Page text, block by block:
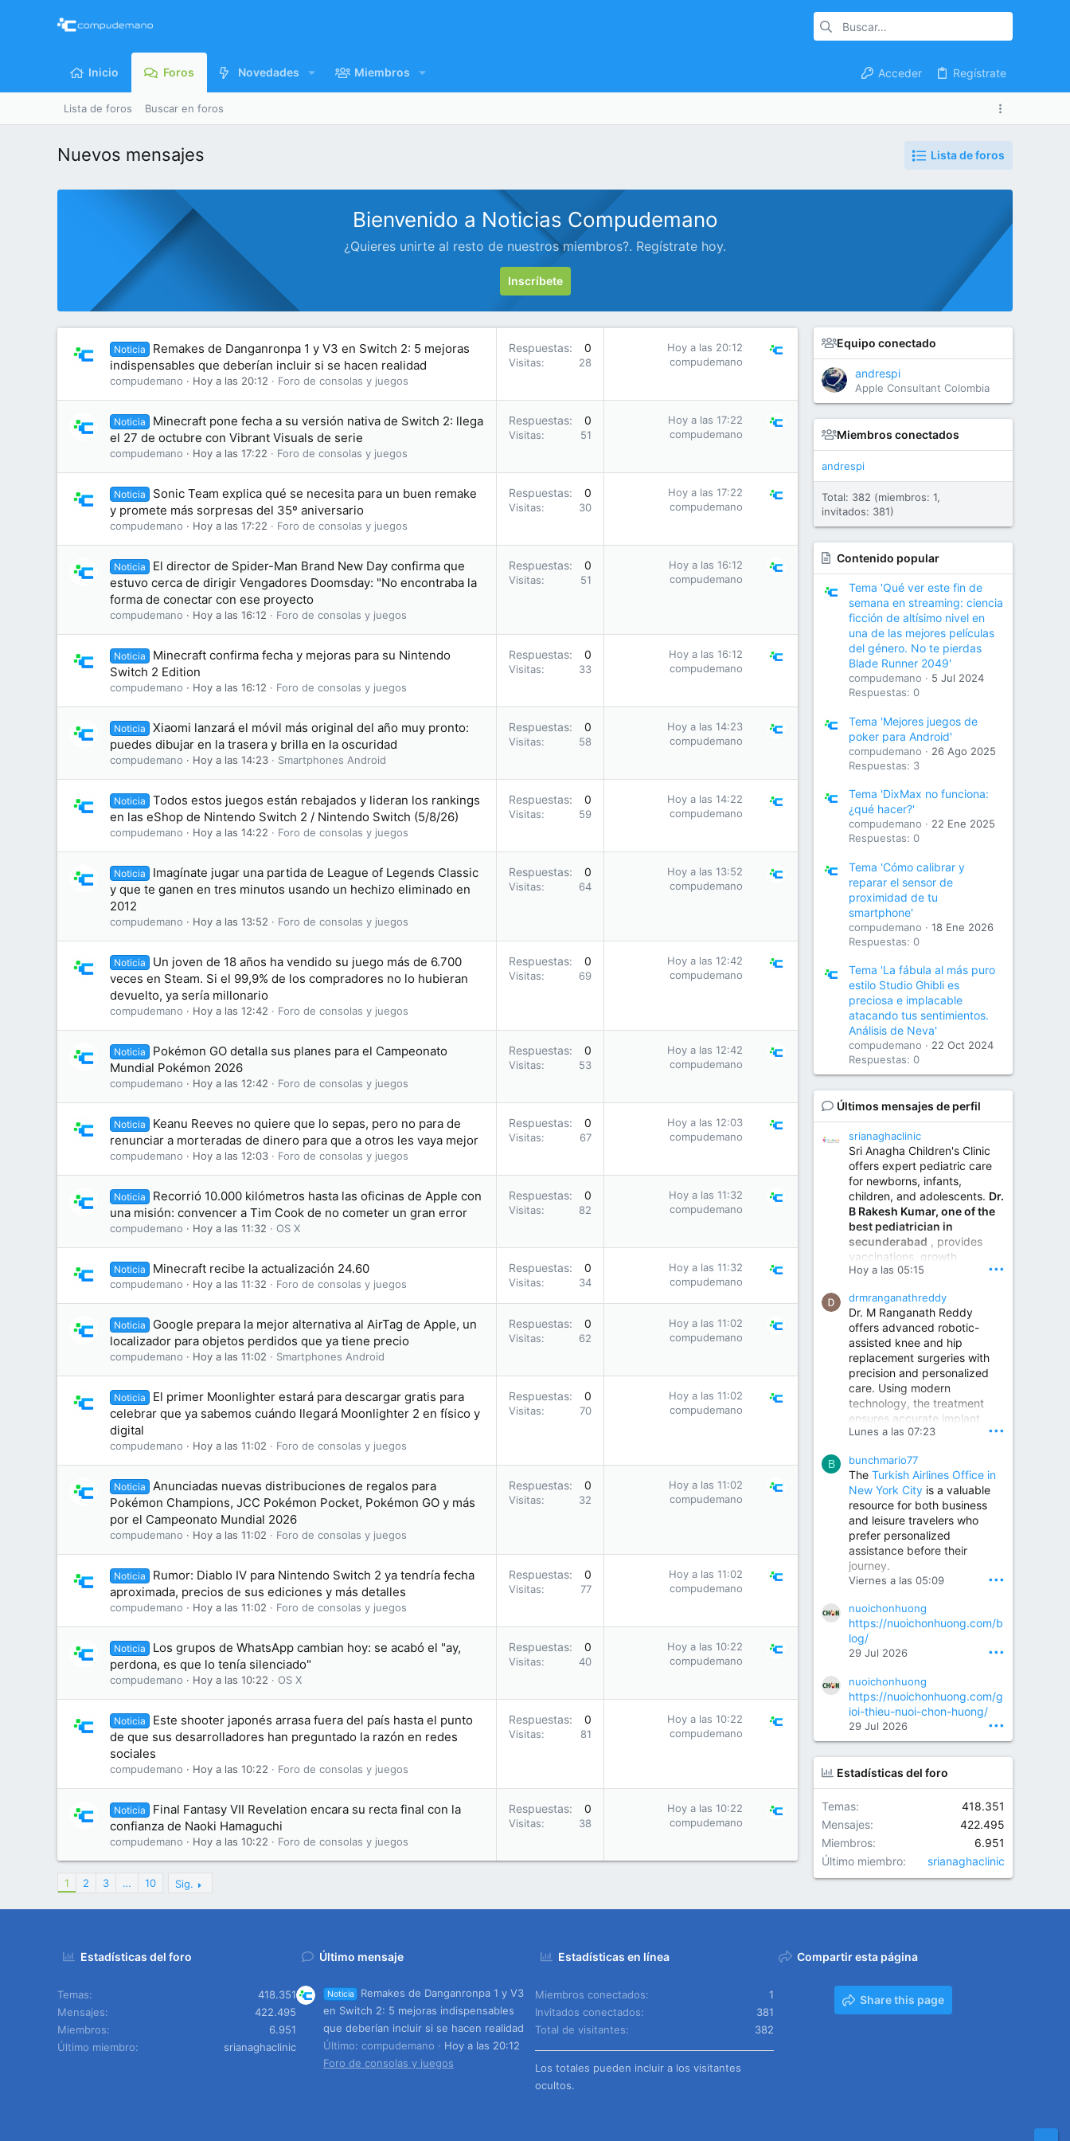
Inicio Foros Novedades Miembros Acceder Regístrate
Lista de foros Buscar en foros
Nuevos mensajes Lista de foros
Bienvenido a Noticias Compudemano
¿Quieres unirte al resto de nuestros miembros?. Regístrate hoy.
Inscríbete
Noticia
Remakes de Danganronpa 1 y V3 en Switch 2: 5 mejoras
indispensables que deberían incluir si se hacen realidad
compudemano Hoy a las 20:12 Foro de consolas y juegos
Respuestas 0
Visitas 28
Hoy a las 20:12
compudemano
Noticia
Minecraft pone fecha a su versión nativa de Switch 2: llega
el 27 de octubre con Vibrant Visuals de serie
compudemano Hoy a las 17:22 Foro de consolas y juegos
Respuestas 0
Visitas 51
Hoy a las 17:22
compudemano
Noticia
Sonic Team explica qué se necesita para un buen remake
y promete más sorpresas del 35º aniversario
compudemano Hoy a las 17:22 Foro de consolas y juegos
Respuestas 0
Visitas 30
Hoy a las 17:22
compudemano
Noticia
El director de Spider-Man Brand New Day confirma que
estuvo cerca de dirigir Vengadores Doomsday: "No encontraba la
forma de conectar con ese proyecto
compudemano Hoy a las 16:12 Foro de consolas y juegos
Respuestas 0
Visitas 51
Hoy a las 16:12
compudemano
Noticia
Minecraft confirma fecha y mejoras para su Nintendo
Switch 2 Edition
compudemano Hoy a las 16:12 Foro de consolas y juegos
Respuestas 0
Visitas 33
Hoy a las 16:12
compudemano
Noticia
Xiaomi lanzará el móvil más original del año muy pronto:
puedes dibujar en la trasera y brilla en la oscuridad
compudemano Hoy a las 14:23 Smartphones Android
Respuestas 0
Visitas 58
Hoy a las 14:23
compudemano
Noticia
Todos estos juegos están rebajados y lideran los rankings
en las eShop de Nintendo Switch 2 / Nintendo Switch (5/8/26)
compudemano Hoy a las 14:22 Foro de consolas y juegos
Respuestas 0
Visitas 59
Hoy a las 14:22
compudemano
Noticia
Imagínate jugar una partida de League of Legends Classic
y que te ganen en tres minutos usando un hechizo eliminado en
2012
compudemano Hoy a las 13:52 Foro de consolas y juegos
Respuestas 0
Visitas 64
Hoy a las 13:52
compudemano
Noticia
Un joven de 18 años ha vendido su juego más de 6.700
veces en Steam. Si el 99,9% de los compradores no lo hubieran
devuelto, ya sería millonario
compudemano Hoy a las 12:42 Foro de consolas y juegos
Respuestas 0
Visitas 69
Hoy a las 12:42
compudemano
Noticia
Pokémon GO detalla sus planes para el Campeonato
Mundial Pokémon 2026
compudemano Hoy a las 12:42 Foro de consolas y juegos
Respuestas 0
Visitas 53
Hoy a las 12:42
compudemano
Noticia
Keanu Reeves no quiere que lo sepas, pero no para de
renunciar a morteradas de dinero para que a otros les vaya mejor
compudemano Hoy a las 12:03 Foro de consolas y juegos
Respuestas 0
Visitas 67
Hoy a las 12:03
compudemano
Noticia
Recorrió 10.000 kilómetros hasta las oficinas de Apple con
una misión: convencer a Tim Cook de no cometer un gran error
compudemano Hoy a las 11:32 OS X
Respuestas 0
Visitas 82
Hoy a las 11:32
compudemano
Noticia Minecraft recibe la actualización 24.60
compudemano Hoy a las 11:32 Foro de consolas y juegos
Respuestas 0
Visitas 34
Hoy a las 11:32
compudemano
Noticia
Google prepara la mejor alternativa al AirTag de Apple, un
localizador para objetos perdidos que ya tiene precio
compudemano Hoy a las 11:02 Smartphones Android
Respuestas 0
Visitas 62
Hoy a las 11:02
compudemano
Noticia
El primer Moonlighter estará para descargar gratis para
celebrar que ya sabemos cuándo llegará Moonlighter 2 en físico y
digital
compudemano Hoy a las 11:02 Foro de consolas y juegos
Respuestas 0
Visitas 70
Hoy a las 11:02
compudemano
Noticia
Anunciadas nuevas distribuciones de regalos para
Pokémon Champions, JCC Pokémon Pocket, Pokémon GO y más
por el Campeonato Mundial 2026
compudemano Hoy a las 11:02 Foro de consolas y juegos
Respuestas 0
Visitas 32
Hoy a las 11:02
compudemano
Noticia
Rumor: Diablo IV para Nintendo Switch 2 ya tendría fecha
aproximada, precios de sus ediciones y más detalles
compudemano Hoy a las 11:02 Foro de consolas y juegos
Respuestas 0
Visitas 77
Hoy a las 11:02
compudemano
Noticia
Los grupos de WhatsApp cambian hoy: se acabó el "ay,
perdona, es que lo tenía silenciado"
compudemano Hoy a las 10:22 OS X
Respuestas 0
Visitas 40
Hoy a las 10:22
compudemano
Noticia
Este shooter japonés arrasa fuera del país hasta el punto
de que sus desarrolladores han preguntado la razón en redes
sociales
compudemano Hoy a las 10:22 Foro de consolas y juegos
Respuestas 0
Visitas 81
Hoy a las 10:22
compudemano
Noticia
Final Fantasy VII Revelation encara su recta final con la
confianza de Naoki Hamaguchi
compudemano Hoy a las 10:22 Foro de consolas y juegos
Respuestas 0
Visitas 38
Hoy a las 10:22
compudemano
1 2 3 … 10 Sig.
Equipo conectado
andrespi
Apple Consultant Colombia
Miembros conectados
andrespi
Total: 382 (miembros: 1,
invitados: 381)
Contenido popular
Tema 'Qué ver este fin de
semana en streaming: ciencia
ficción de altísimo nivel en
una de las mejores películas
del género. No te pierdas
Blade Runner 2049'
compudemano
5 Jul 2024
Respuestas: 0
Tema 'Mejores juegos de
poker para Android'
compudemano
26 Ago 2025
Respuestas: 3
Tema 'DixMax no funciona:
¿qué hacer?'
compudemano
22 Ene 2025
Respuestas: 0
Tema 'Cómo calibrar y
reparar el sensor de
proximidad de tu
smartphone'
compudemano
18 Ene 2026
Respuestas: 0
Tema 'La fábula al más puro
estilo Studio Ghibli es
preciosa e implacable
atacando tus sentimientos.
Análisis de Neva'
compudemano
22 Oct 2024
Respuestas: 0
Últimos mensajes de perfil
srianaghaclinic
Sri Anagha Children's Clinic
offers expert pediatric care
for newborns, infants,
children, and adolescents. Dr.
B Rakesh Kumar, one of the
best pediatrician in
secunderabad , provides
vaccinations, growth
monitoring, newborn care,
illnesses, nutrition guidance,
and preventive healthcare in
a child-friendly environment.
Children Hospital in Secunderabad | Best Pediatrician in Hyderabad | Neonatologist in Medchal
Our pediatrician and
Neonatologist team at...
www.srianaghaclinic.com
Hoy a las 05:15 •••
drmranganathreddy
Dr. M Ranganath Reddy
offers advanced robotic-
assisted knee and hip
replacement surgeries with
precision and personalized
care. Using modern
technology, the treatment
ensures accurate implant
placement, reduced pain,
improved joint function,
helping patients return to an
active and comfortable
lifestyle.
Orthopedic Surgeon in Kondapur | Best Orthopedic Doctor in Kondapur | Dr. M. Ranganath Reddy
Consult Dr. M. Ranganath
Reddy, the best...
www.drranganathreddy.co
m
Lunes a las 07:23 •••
B bunchmario77
The Turkish Airlines Office in
New York City is a valuable
resource for both business
and leisure travelers who
prefer personalized
assistance before their
journey.
Viernes a las 05:09 •••
nuoichonhuong
https://nuoichonhuong.com/b
log/
29 Jul 2026 •••
nuoichonhuong
https://nuoichonhuong.com/g
ioi-thieu-nuoi-chon-huong/
29 Jul 2026 •••
Estadísticas del foro
Temas
418.351
Mensajes
422.495
Miembros
6.951
Último miembro
srianaghaclinic
Estadísticas del foro
Temas
418.351
Mensajes
422.495
Miembros
6.951
Último miembro
srianaghaclinic
Último mensaje
Noticia
Remakes de Danganronpa 1 y V3
en Switch 2: 5 mejoras indispensables
que deberían incluir si se hacen realidad
Último: compudemano
Hoy a las 20:12
Foro de consolas y juegos
Estadísticas en línea
Miembros conectados
1
Invitados conectados
381
Total de visitantes
382
Los totales pueden incluir a los visitantes
ocultos.
Compartir esta página
Share this page